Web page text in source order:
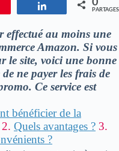
Enregistrer Partagez 0
PARTAGES
effectué au moins une
Amazon. Si vous
le site, voici une bonne
ne payer les frais de
Ce service est
bénéficier de la
2. Quels avantages ? 3.
?